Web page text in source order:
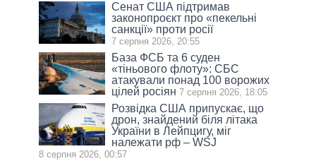
Сенат США підтримав
законопроєкт про «пекельні
санкції» проти росії
7 серпня 2026, 20:55
База ФСБ та 6 суден
«тіньового флоту»: СБС
атакували понад 100 ворожих
цілей росіян 7 серпня 2026, 18:05
Розвідка США припускає, що
дрон, знайдений біля літака
України в Лейпцигу, міг
належати рф – WSJ
8 серпня 2026, 00:57